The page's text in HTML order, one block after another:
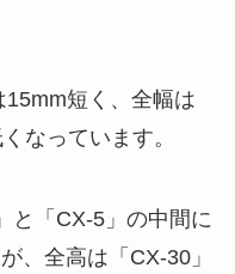
15mm短く、全幅は
なっています。
と「CX-5」の中間に
、全高は「CX-30」